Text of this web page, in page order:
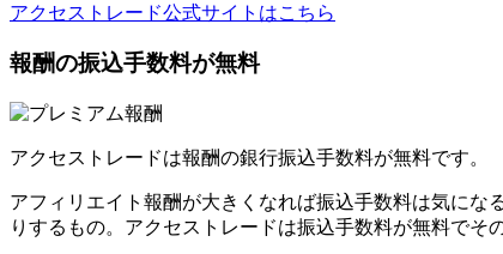
アクセストレード公式サイトはこちら
報酬の振込手数料が無料
アクセストレードは報酬の銀行振込手数料が無料です。
アフィリエイト報酬が大きくなれば振込手数料は気に
りするもの。アクセストレードは振込手数料が無料でそ